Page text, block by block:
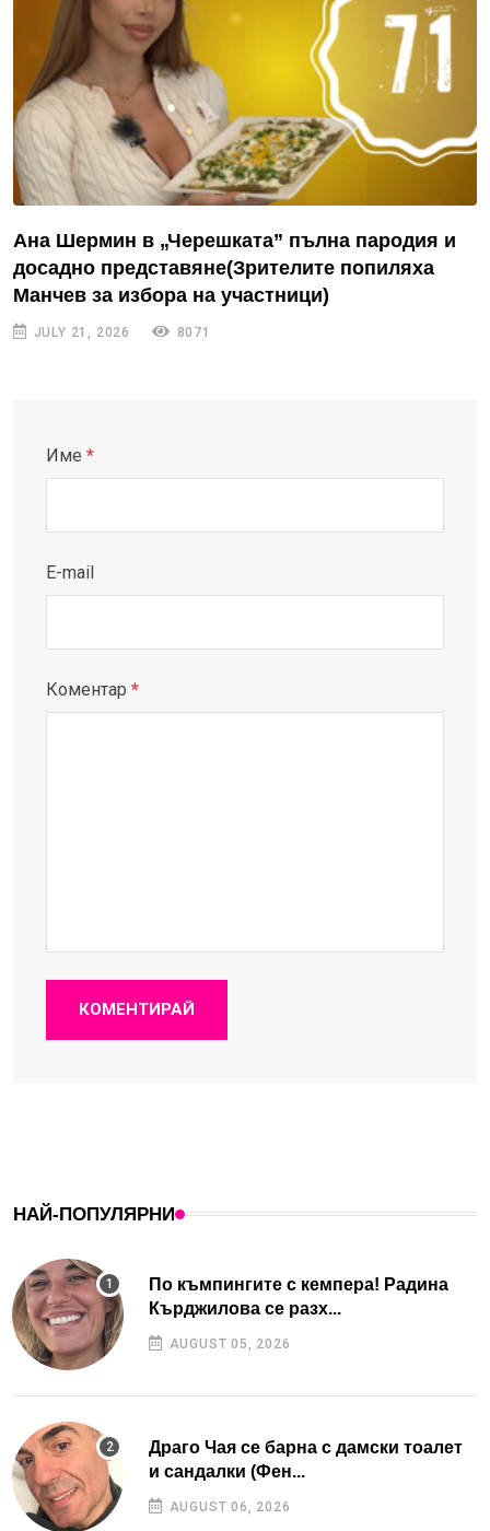
Ана Шермин в „Черешката” пълна пародия и
досадно представяне(Зрителите попиляха
Манчев за избора на участници)
JULY 21, 2026 8071
Име *
E-mail
Коментар *
КОМЕНТИРАЙ
НАЙ-ПОПУЛЯРНИ
По къмпингите с кемпера! Радина
Кърджилова се разх...
AUGUST 05, 2026
Драго Чая се барна с дамски тоалет
и сандалки (Фен...
AUGUST 06, 2026